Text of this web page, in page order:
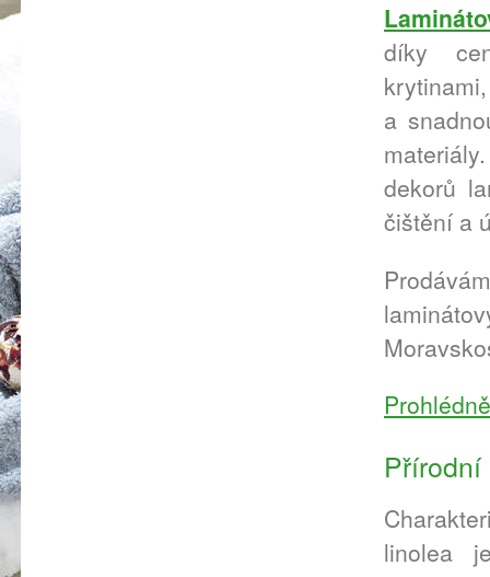
díky
a
dekorů
čištění a
linolea